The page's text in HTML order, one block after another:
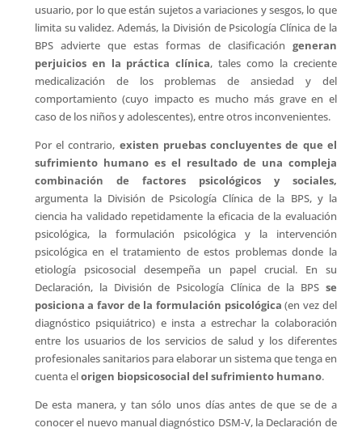
usuario, por lo que están sujetos a variaciones y sesgos, lo que
limita su validez. Además, la División de Psicología Clínica de la
BPS advierte que estas formas de clasificación generan
perjuicios en la práctica clínica, tales como la creciente
medicalización de los problemas de ansiedad y del
comportamiento (cuyo impacto es mucho más grave en el
caso de los niños y adolescentes), entre otros inconvenientes.
Por el contrario, existen pruebas concluyentes de que el
sufrimiento humano es el resultado de una compleja
combinación
de factores psicológicos y sociales,
argumenta la División de Psicología Clínica de la BPS, y la
ciencia ha validado repetidamente la eficacia de la evaluación
psicológica, la formulación psicológica y la intervención
psicológica en el tratamiento de estos problemas donde la
etiología psicosocial desempeña un papel crucial. En su
Declaración, la División de Psicología Clínica de la BPS se
posiciona a favor de la formulación psicológica (en vez del
diagnóstico psiquiátrico) e insta a estrechar la colaboración
entre los usuarios de los servicios de salud y los diferentes
profesionales sanitarios para elaborar un sistema que tenga en
cuenta elorigen biopsicosocial del sufrimiento humano.
De esta manera, y tan sólo unos días antes de que se de a
conocer el nuevo manual diagnóstico DSM-V, la Declaración de